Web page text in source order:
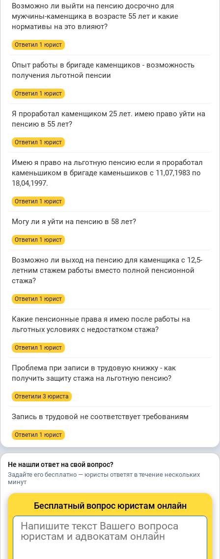
Возможно ли выйти на пенсию досрочно для
мужчины-каменщика в возрасте 55 лет и какие
нормативы на это влияют?
Ответил 1 юрист
Опыт работы в бригаде каменщиков - возможность
получения льготной пенсии
Ответил 1 юрист
Я проработал каменщиком 25 лет. имею право уйти на
пенсию в 55 лет?
Ответил 1 юрист
Имею я право на льготную пенсию если я проработал
каменьшиком в бригаде каменьшиков с 11,07,1983 по
18,04,1997.
Ответил 1 юрист
Могу ли я уйти на пенсию в 58 лет?
Ответил 1 юрист
Возможно ли выход на пенсию для каменщика с 12,5-
летним стажем работы вместо полной пенсионной
стажа?
Ответил 1 юрист
Какие пенсионные права я имею после работы на
льготных условиях с недостатком стажа?
Ответил 1 юрист
Проблема при записи в трудовую книжку - как
получить защиту стажа на льготную пенсию?
Ответили 3 юристa
Запись в трудовой не соответствует требованиям
Ответил 1 юрист
Не нашли ответ на свой вопрос?
Задайте его бесплатно — юристы ответят в течение нескольких
минут
Бесплатный вопрос юристам онлайн